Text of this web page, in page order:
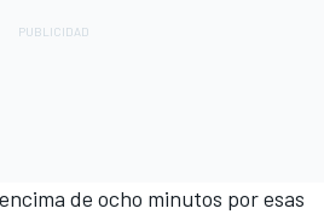
de ocho minutos por esas